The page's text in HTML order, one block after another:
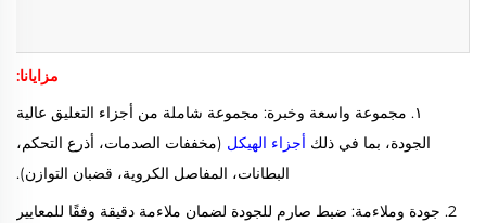
مزايانا:
١. مجموعة واسعة وخبرة: مجموعة شاملة من أجزاء التعليق عالية
الجودة، بما في ذلك أجزاء الهيكل (مخففات الصدمات، أذرع التحكم،
البطانات، المفاصل الكروية، قضبان التوازن).
2. جودة وملاءمة: ضبط صارم للجودة لضمان ملاءمة دقيقة وفقًا للمعايير